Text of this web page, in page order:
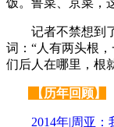
记者不禁想到了
词：“人有两头根
们后人在哪里，根
【历年回顾】
2014年|周亚